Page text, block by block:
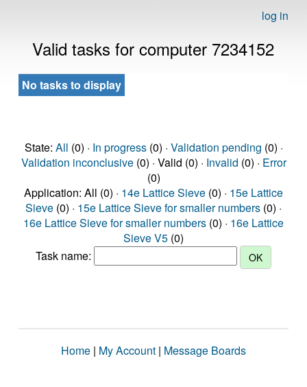
log in
Valid tasks for computer 7234152
No tasks to display
State: All (0) · In progress(0) · Validation pending (0) ·
Validation inconclusive(0) · Valid (0) · Invalid (0) · Error
(0)
Application: All (0) · 14e Lattice Sieve (0) · 15e Lattice
Sieve (0) · 15e Lattice Sieve for smaller numbers (0) ·
16e Lattice Sieve for smaller numbers (0) · 16e Lattice
Sieve V5 (0)
Task name:
Home | My Account | Message Boards